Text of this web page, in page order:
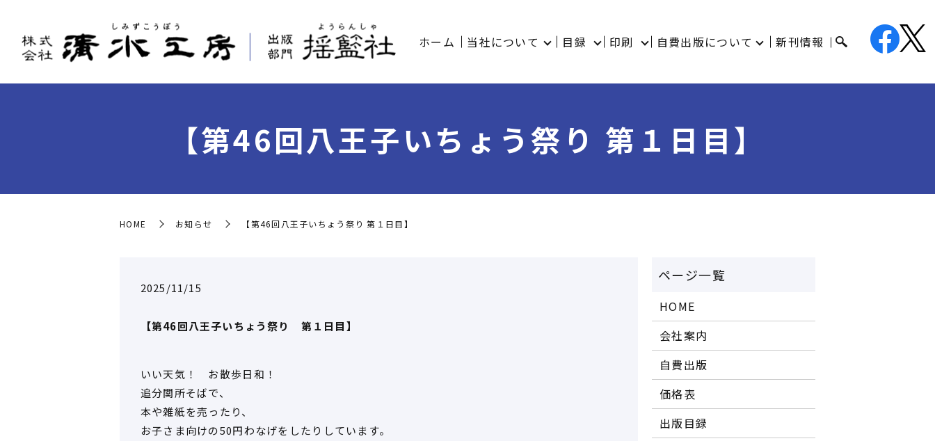
ホーム 当社について 目録 印刷 自費出版について 新刊情報
【第46回八王子いちょう祭り 第１日目】
HOME お知らせ 【第46回八王子いちょう祭り 第１日目】
2025/11/15
【第46回八王子いちょう祭り 第１日目】
いい天気！ お散歩日和！
追分関所そばで、
本や雑紙を売ったり、
お子さま向けの50円わなげをしたりしています。
HOME
会社案内
自費出版
価格表
出版目録